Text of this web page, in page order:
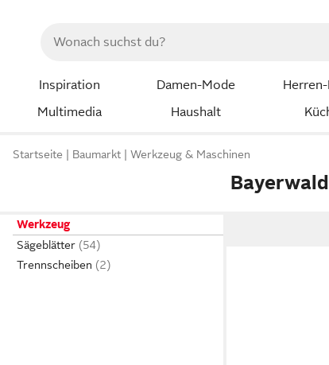
Inspiration Damen-Mode
Multimedia
Haushalt
Startseite Baumarkt Werkzeug & Maschinen
Werkzeug
Sägeblätter
Trennscheiben